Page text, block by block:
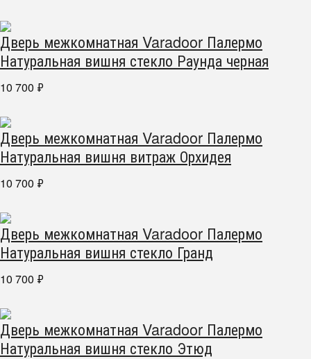
Дверь межкомнатная Varadoor Палермо
Натуральная вишня стекло Раунда черная
10 700 ₽
Дверь межкомнатная Varadoor Палермо
Натуральная вишня витраж Орхидея
10 700 ₽
Дверь межкомнатная Varadoor Палермо
Натуральная вишня стекло Гранд
10 700 ₽
Дверь межкомнатная Varadoor Палермо
Натуральная вишня стекло Этюд